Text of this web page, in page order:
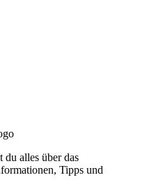
du alles über das
Tipps und